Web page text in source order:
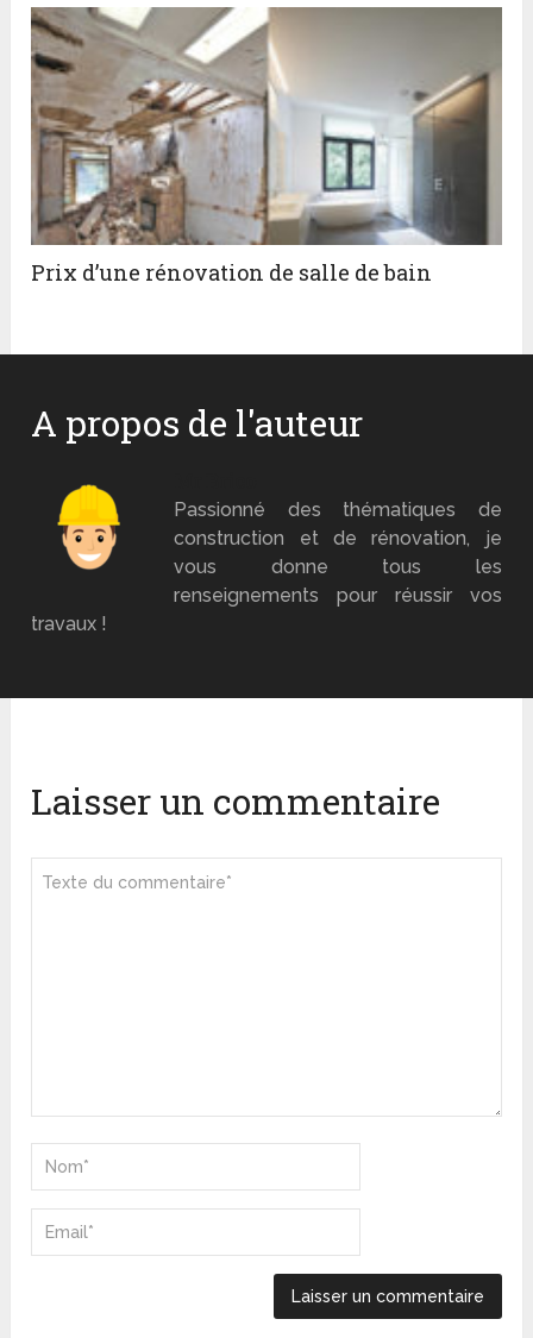
Prix d’une rénovation de salle de bain
A propos de l'auteur
Passionné des thématiques de
construction et de rénovation, je
vous donne tous les
renseignements pour réussir vos
travaux !
Laisser un commentaire